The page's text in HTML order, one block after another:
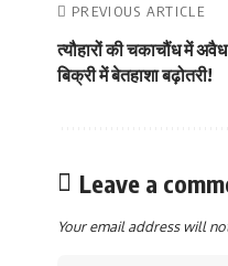
PREVIOUS ARTICLE
त्यौहारों की चकाचौंध में
बिक्री में बेतहाशा बढ़ोतरी!
Leave a
Your email address will